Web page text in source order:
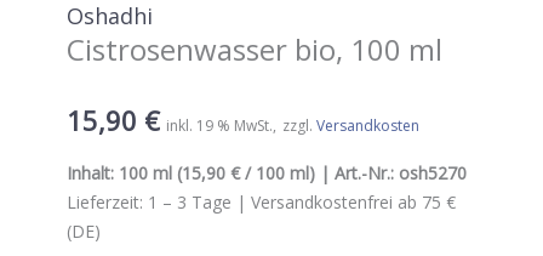
Oshadhi
Cistrosenwasser bio, 100 ml
15,90 € inkl. 19 % MwSt. zzgl. Versandkosten
Inhalt: 100 ml (15,90 € / 100 ml) | Art.-Nr.: osh5270
Lieferzeit: 1 – 3 Tage | Versandkostenfrei ab 75 €
(DE)